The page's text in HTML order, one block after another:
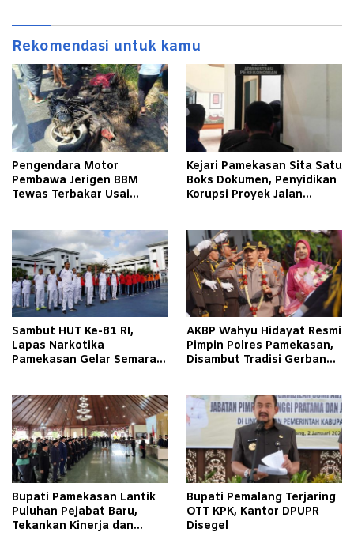
Rekomendasi untuk kamu
Pengendara Motor
Pembawa Jerigen BBM
Tewas Terbakar Usai
Pamekasan
Kejari Pamekasan Sita Satu
Boks Dokumen, Penyidikan
Korupsi Proyek Jalan
Sambut HUT Ke-81 RI,
Lapas Narkotika
Pamekasan Gelar Semarak
AKBP Wahyu Hidayat Resmi
Pimpin Polres Pamekasan,
Disambut Tradisi Gerbang
Bupati Pamekasan Lantik
Puluhan Pejabat Baru,
Tekankan Kinerja dan
Bupati Pemalang Terjaring
OTT KPK, Kantor DPUPR
Disegel